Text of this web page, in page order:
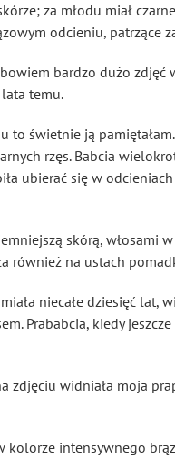
za młodu miał
odcieniu, patrzące
bardzo dużo zdjęć
temu.
świetnie ją
rzęs. Babcia
ubierać się w
skórą, włosami
również na ustach
niecałe dziesięć lat,
Prababcia, kiedy
zdjęciu widniała moja
kolorze intensywnego